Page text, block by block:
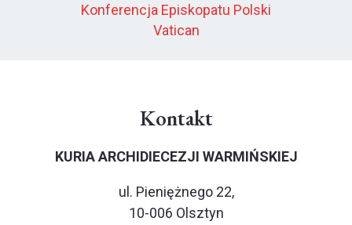
Konferencja Episkopatu Polski
Vatican
Kontakt
KURIA ARCHIDIECEZJI WARMIŃSKIEJ
ul. Pieniężnego 22,
10-006 Olsztyn